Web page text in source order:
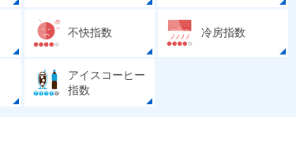
不快指数 冷房指数
アイスコーヒー
指数